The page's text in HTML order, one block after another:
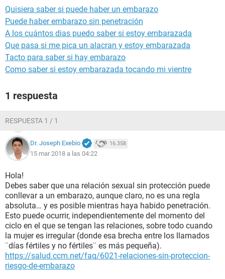
Quisiera saber si puede haber un embarazo
Puede haber embarazo sin penetración
A los cuántos dias puedo saber si estoy embarazada
Que pasa si me pica un alacran y estoy embarazada
Tacto para saber si hay embarazo
Como saber si estoy embarazada tocando mi vientre
1 respuesta
RESPUESTA 1 / 1
Dr. Joseph Exebio 16.358
15 mar 2018 a las 04:22
Hola!
Debes saber que una relación sexual sin protección puede
conllevar a un embarazo, aunque claro, no es una regla
absoluta… y es posible mientras haya habido penetración.
Esto puede ocurrir, independientemente del momento del
ciclo en el que se tengan las relaciones, sobre todo cuando
la mujer es irregular (donde esa brecha entre los llamados
¨días fértiles y no fértiles¨ es más pequeña).
https://salud.ccm.net/faq/6021-relaciones-sin-proteccion-
riesgo-de-embarazo